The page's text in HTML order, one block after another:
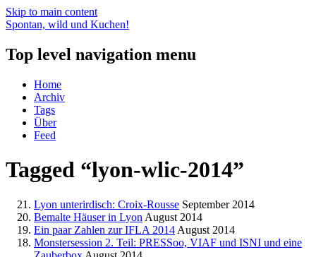
Skip to main content
Spontan, wild und Kuchen!
Top level navigation menu
Home
Archiv
Tags
Über
Feed
Tagged “lyon-wlic-2014”
Lyon unterirdisch: Croix-Rousse September 2014
Bemalte Häuser in Lyon August 2014
Ein paar Zahlen zur IFLA 2014 August 2014
Monstersession 2. Teil: PRESSoo, VIAF und ISNI und eine